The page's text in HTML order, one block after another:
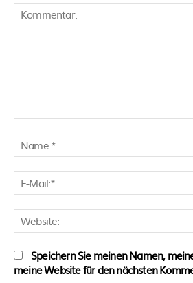
Speichern Sie meinen Namen,
meine Website für den nächsten